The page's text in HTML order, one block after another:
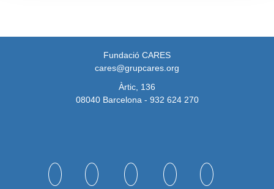
Fundació CARES
cares@grupcares.org
Àrtic, 136
08040 Barcelona - 932 624 270